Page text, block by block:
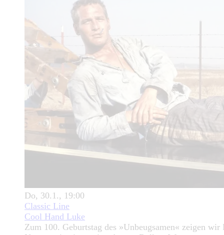
Do, 30.1., 19:00
Classic Line
Cool Hand Luke
Zum 100. Geburtstag des »Unbeugsamen« zeigen wir